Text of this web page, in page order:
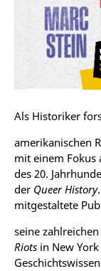
Als Historiker
amerikanischen
mit einem Fokus
des 20.
der Queer History
mitgestaltete
seine
Riots in New